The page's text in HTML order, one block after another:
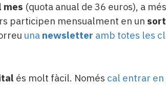
mes (quota anual de 36 euros), a
participen mensualment en un
una newsletter amb totes les
és molt fàcil. Només cal entrar en